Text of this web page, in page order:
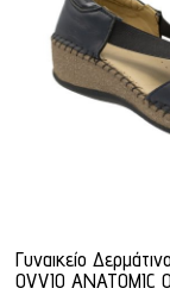
Γυναικείο
OVVIO ANATOMIC